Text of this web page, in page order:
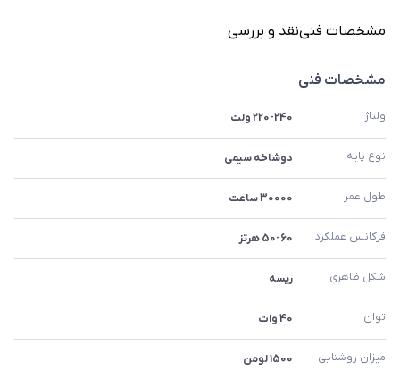
مشخصات فنینقد و بررسی
مشخصات فنی
ولتاژ 220-240 ولت
نوع پایه دوشاخه سیمی
طول عمر 30000 ساعت
فرکانس عملکرد 50-60 هرتز
شکل ظاهری ریسه
توان 40 وات
میزان روشنایی 1500 لومن